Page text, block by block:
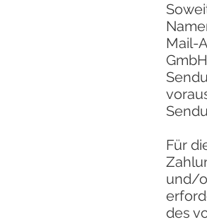
Mail-
Für
und/
des